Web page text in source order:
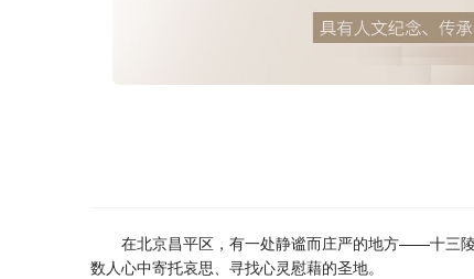
在北京昌平区，有一处静谧而庄严的地方——十三陵
数人心中寄托哀思、寻找心灵慰藉的圣地。